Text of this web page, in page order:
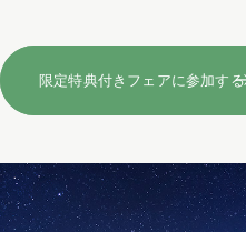
限定特典付きフェアに参加する